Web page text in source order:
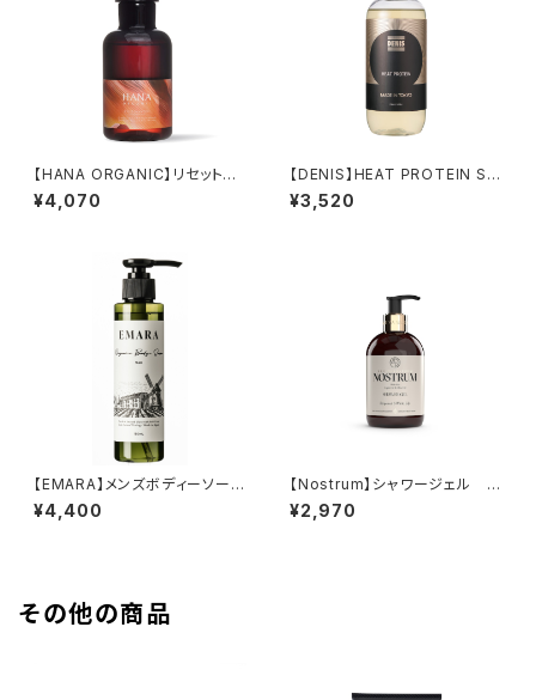
【HANA ORGANIC】リセットシ
ャンプー 280mL
¥4,070
【DENIS】HEAT PROTEIN SH
AMPOO 290ml
¥3,520
【EMARA】メンズボディーソープ
150mL
¥4,400
【Nostrum】シャワージェル Ｂ
＆Ｗ 300ml
¥2,970
その他の商品